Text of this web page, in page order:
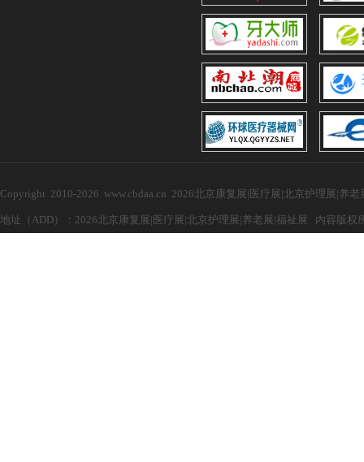
Copyright 2010-2026 www.cbdaa.cn 2026北京康复展|医疗展|北京护理展|
地址（ADD）：2026北京康复展|医疗展|北京护理展|养老展|福祉展 内容版